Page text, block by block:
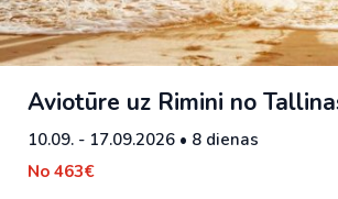
Aviotūre uz Rimini no
10.09. - 17.09.2026 • 8 dienas
No 463€